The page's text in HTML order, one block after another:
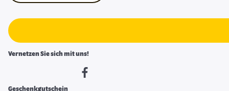
Vernetzen Sie sich mit uns!
Geschenkgutschein